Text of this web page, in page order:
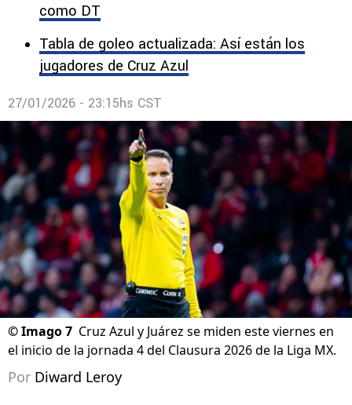
como DT
Tabla de goleo actualizada: Así están los
jugadores de Cruz Azul
27/01/2026 - 23:15hs CST
©Imago 7 Cruz Azul y Juárez se miden este viernes en
el inicio de la jornada 4 del Clausura 2026 de la Liga MX.
Por Diward Leroy